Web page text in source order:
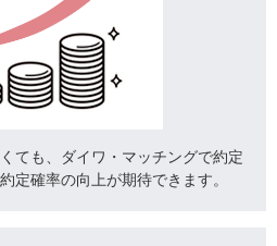
ても、ダイワ・マッチングで約定
定確率の向上が期待できます。